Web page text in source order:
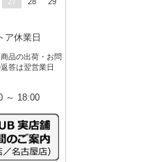
ア休業日
品の出荷・お問
答は翌営業日
～ 18:00